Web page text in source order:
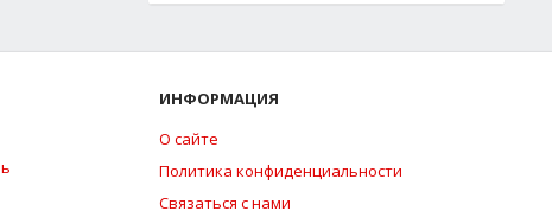
ИНФОРМАЦИЯ
О сайте
Политика конфиденциальности
Связаться с нами